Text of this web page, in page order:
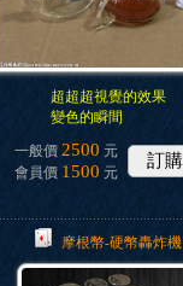
超超超視覺的效果
變色的瞬間
一般價 2500 元
會員價 1500 元
訂購
摩根幣-硬幣轟炸機